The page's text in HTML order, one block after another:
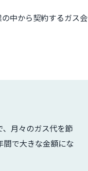
中から契約するガス会
月々のガス代を節
間で大きな金額にな